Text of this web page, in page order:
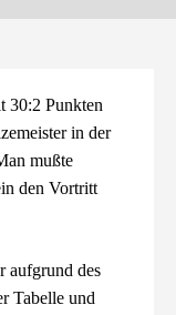
30:2 Punkten
in der
mußte
den Vortritt
aufgrund des
Tabelle und